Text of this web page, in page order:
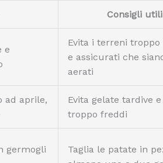
Consigli utili
e
Evita i terreni troppo
e assicurati che
aerati
ad aprile,
Evita gelate tardive
troppo freddi
germogli
Taglia le patate in